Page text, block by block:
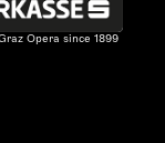
Opera since 1899